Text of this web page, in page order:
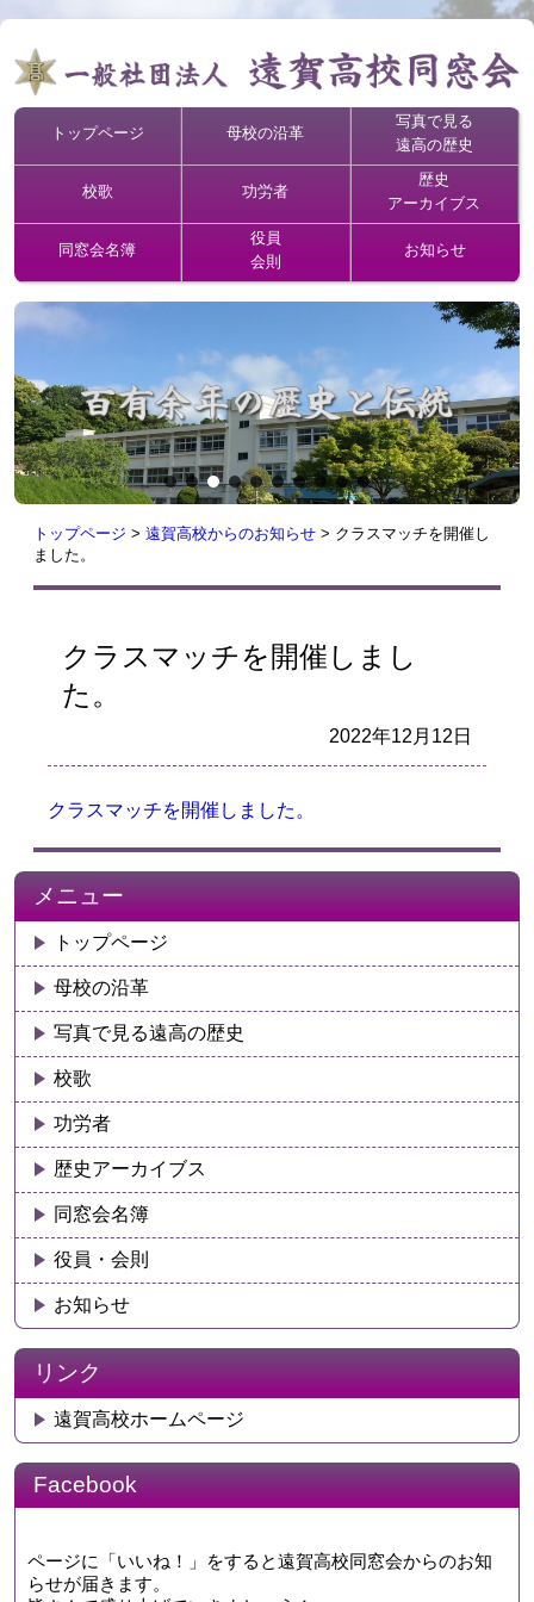
トップページ 母校の沿革
写真で見る
遠高の歴史
校歌 功労者
歴史
アーカイブス
同窓会名簿
役員
会則
お知らせ
トップページ > 遠賀高校からのお知らせ > クラスマッチを開催し
ました。
クラスマッチを開催しまし
た。
2022年12月12日
クラスマッチを開催しました。
メニュー
トップページ
母校の沿革
写真で見る遠高の歴史
校歌
功労者
歴史アーカイブス
同窓会名簿
役員・会則
お知らせ
リンク
遠賀高校ホームページ
Facebook
ページに「いいね！」をすると遠賀高校同窓会からのお知
らせが届きます。